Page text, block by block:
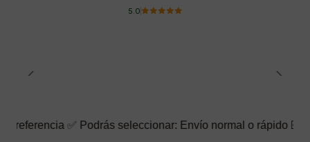
5.0
seleccionar: Envío normal o rápido ☑️ También